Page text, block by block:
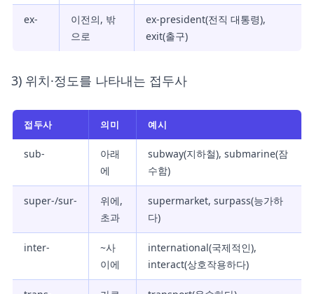
ex-
이전의, 밖
으로
ex-president(전직 대통령),
exit(출구)
3) 위치·정도를 나타내는 접두사
접두사 의미 예시
sub-
아래
에
subway(지하철), submarine(잠
수함)
super-/sur-
위에,
초과
supermarket, surpass(능가하
다)
inter-
~사
이에
international(국제적인),
interact(상호작용하다)